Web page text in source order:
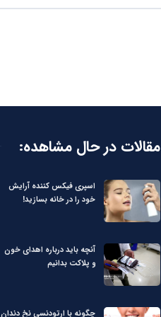
مقالات در حال مشاهده:
اسپری فیکس کننده آرایش
خود را در خانه بسازید!
آنچه باید درباره اهدای خون
و پلاکت بدانیم
چگونه با ارتودنسی نخ دندان